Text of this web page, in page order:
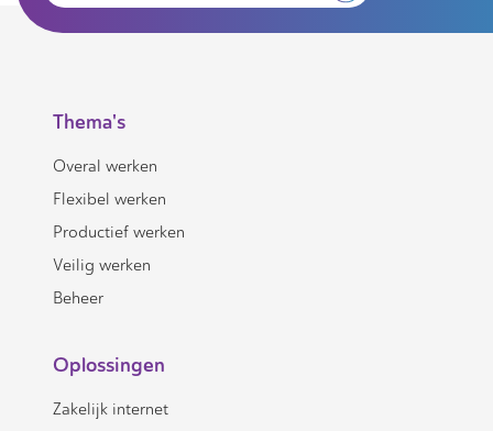
Thema's
Overal werken
Flexibel werken
Productief werken
Veilig werken
Beheer
Oplossingen
Zakelijk internet